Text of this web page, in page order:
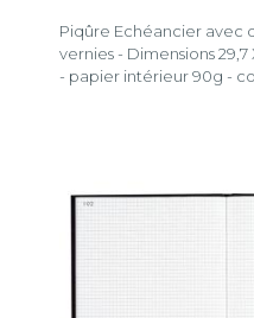
Piqûre Echéancier avec
vernies - Dimensions 29,7
- papier intérieur 90g -